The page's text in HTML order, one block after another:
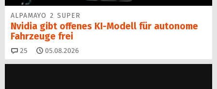
ALPAMAYO 2 SUPER
Nvidia gibt offenes KI-Modell für autonome
Fahrzeuge frei
25 Kommentare
05.08.2026